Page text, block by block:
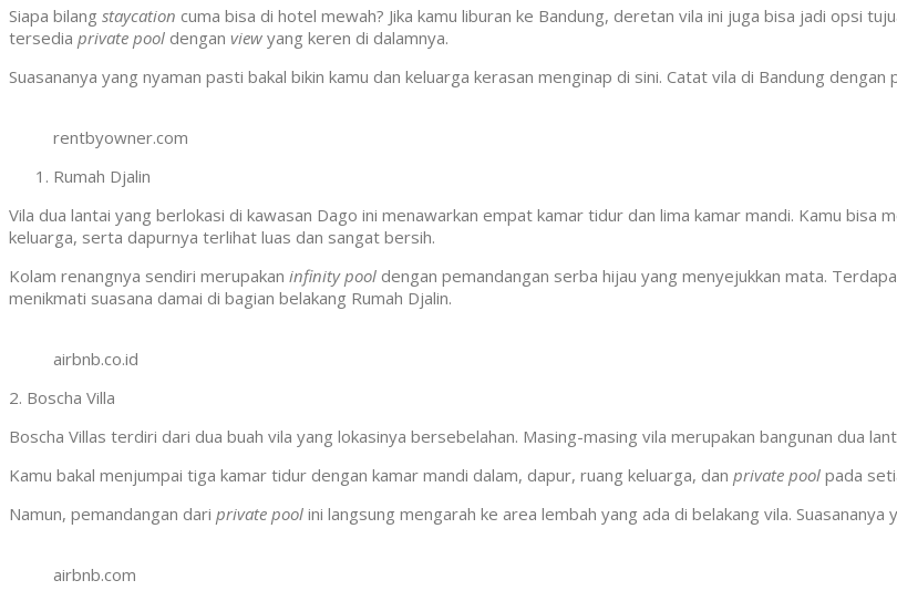
Siapa bilang staycation cuma bisa di hotel mewah? Jika kamu liburan ke Bandung, deretan vila ini juga bisa jadi opsi
tersedia private pool dengan view yang keren di dalamnya.
Suasananya yang nyaman pasti bakal bikin kamu dan keluarga kerasan menginap di sini. Catat vila di Bandung
rentbyowner.com
Rumah Djalin
Vila dua lantai yang berlokasi di kawasan Dago ini menawarkan empat kamar tidur dan lima kamar mandi. Kamu bisa
keluarga, serta dapurnya terlihat luas dan sangat bersih.
Kolam renangnya sendiri merupakan infinity pool dengan pemandangan serba hijau yang menyejukkan mata.
menikmati suasana damai di bagian belakang Rumah Djalin.
airbnb.co.id
2. Boscha Villa
Boscha Villas terdiri dari dua buah vila yang lokasinya bersebelahan. Masing-masing vila merupakan bangunan dua
Kamu bakal menjumpai tiga kamar tidur dengan kamar mandi dalam, dapur, ruang keluarga, dan private pool pada
Namun, pemandangan dari private pool ini langsung mengarah ke area lembah yang ada di belakang vila.
airbnb.com